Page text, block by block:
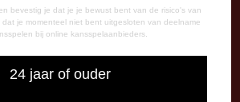
bevestig je dat je je bewust bent van de risico's van
je momenteel niet bent uitgesloten van deelname
bij online kansspelaanbieders.
24 jaar of ouder
ADRES